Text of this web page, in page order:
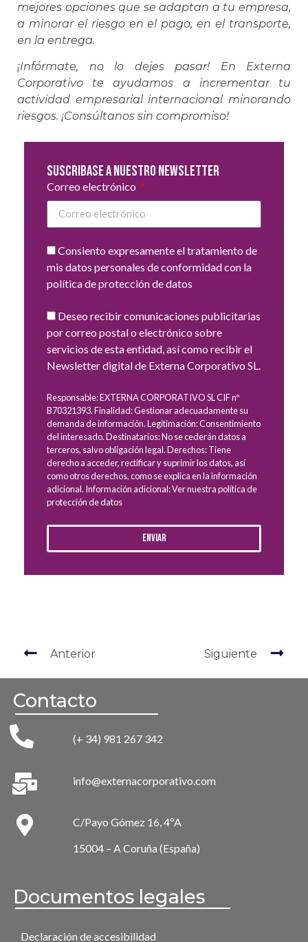
mejores opciones que se adaptan a tu empresa,
a minorar el riesgo en el pago, en el transporte,
en la entrega.
¡Infórmate, no lo dejes pasar! En Externa
Corporativo te ayudamos a incrementar tu
actividad empresarial internacional minorando
riesgos. ¡Consúltanos sin compromiso!
Suscribase a nuestro newsletter
Correo electrónico
Consiento expresamente el tratamiento de
mis datos personales de conformidad con la
política de protección de datos
Deseo recibir comunicaciones publicitarias
por correo postal o electrónico sobre
servicios de esta entidad, así como recibir el
Newsletter digital de Externa Corporativo SL.
Responsable: EXTERNA CORPORATIVO SL CIF nº
B70321393. Finalidad: Gestionar adecuadamente su
demanda de información. Legitimación: Consentimiento
del interesado. Destinatarios: No se cederán datos a
terceros, salvo obligación legal. Derechos: Tiene
derecho a acceder, rectificar y suprimir los datos, así
como otros derechos, como se explica en la información
adicional. Información adicional: Ver nuestra política de
protección de datos
Enviar
Anterior Siguiente
Contacto
(+ 34) 981 267 342
info@externacorporativo.com
C/Payo Gómez 16, 4ºA
15004 – A Coruña (España)
Documentos legales
Declaración de accesibilidad